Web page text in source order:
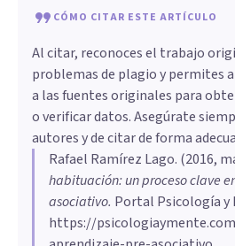
CÓMO CITAR ESTE ARTÍCULO
Al citar, reconoces el trabajo
problemas de plagio y permites
a las fuentes originales para
o verificar datos. Asegúrate
autores y de citar de forma
Rafael Ramírez Lago. (2016,
habituación: un proceso clave
asociativo. Portal Psicología y
https://